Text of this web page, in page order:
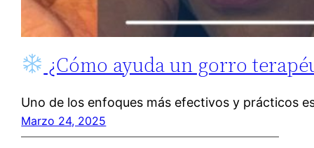
¿Cómo ayuda un gorro
Uno de los enfoques más efectivos y prácticos
Marzo 24, 2025